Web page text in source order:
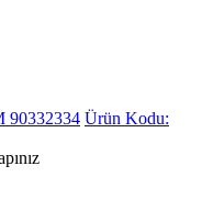
90332334 Ürün Kodu: